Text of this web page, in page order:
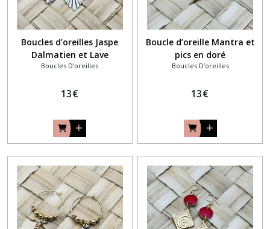
Boucles d’oreilles Jaspe
Dalmatien et Lave
Boucles D’oreilles
13€
Boucle d’oreille Mantra et
pics en doré
Boucles D’oreilles
13€